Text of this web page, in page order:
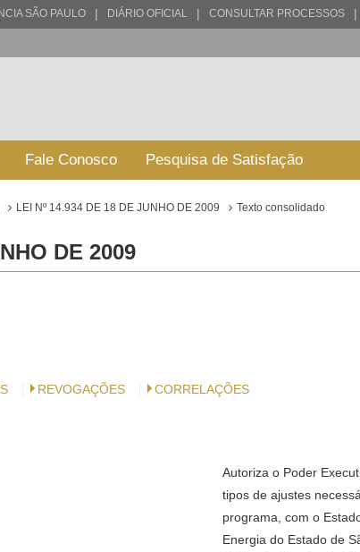
SÃO PAULO | DIÁRIO OFICIAL | CONSULTAR PROCESSOS |
Fale Conosco Pesquisa de Satisfação
LEI Nº 14.934 DE 18 DE JUNHO DE 2009 Texto consolidado
DE 2009
REVOGAÇÕES CORRELAÇÕES
Autoriza o Poder
tipos de ajustes
programa, com o
Energia do Estado de